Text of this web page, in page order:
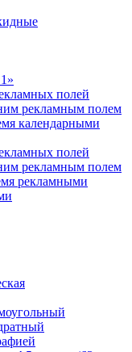
полей
рекламным полем
календарными
полей
рекламным полем
рекламными